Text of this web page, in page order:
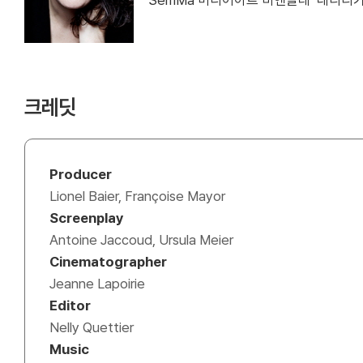
크레딧
Producer
Lionel Baier, Françoise Mayor
Screenplay
Antoine Jaccoud, Ursula Meier
Cinematographer
Jeanne Lapoirie
Editor
Nelly Quettier
Music